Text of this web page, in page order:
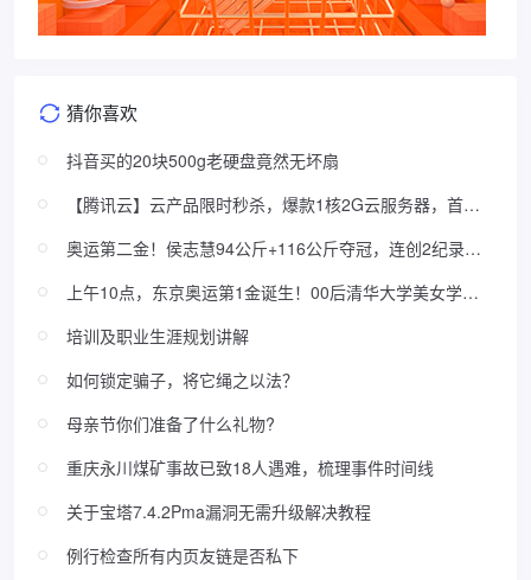
猜你喜欢
抖音买的20块500g老硬盘竟然无坏扇
【腾讯云】云产品限时秒杀，爆款1核2G云服务器，首年
奥运第二金！侯志慧94公斤+116公斤夺冠，连创2纪录，
上午10点，东京奥运第1金诞生！00后清华大学美女学霸
培训及职业生涯规划讲解
如何锁定骗子，将它绳之以法？
母亲节你们准备了什么礼物?
重庆永川煤矿事故已致18人遇难，梳理事件时间线
关于宝塔7.4.2Pma漏洞无需升级解决教程
例行检查所有内页友链是否私下